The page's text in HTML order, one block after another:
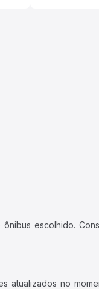
escolhido.
atualizados no